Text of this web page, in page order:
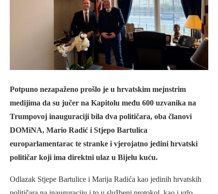
Potpuno nezapaženo prošlo je u hrvatskim mejnstrim
medijima da su jučer na Kapitolu među 600 uzvanika na
Trumpovoj inauguraciji bila dva političara, oba članovi
DOMiNA, Mario Radić i Stjepo Bartulica
europarlamentarac te stranke i vjerojatno jedini hrvatski
političar koji ima direktni ulaz u Bijelu kuću.
Odlazak Stjepe Bartulice i Marija Radića kao jedinih hrvatskih